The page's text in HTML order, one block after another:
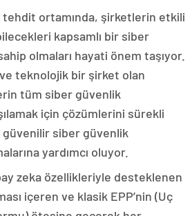
ortamında, şirketlerin etkili
kapsamlı bir siber
olmaları hayati önem taşıyor.
teknolojik bir şirket olan
tüm siber güvenlik
için çözümlerini sürekli
siber güvenlik
yardımcı oluyor.
zeka özellikleriyle desteklenen
içeren ve klasik EPP’nin (Uç